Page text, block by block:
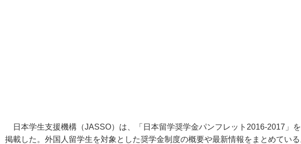
日本学生支援機構（JASSO）は、「日本留学奨学金パンフレット2016-2017」
掲載した。外国人留学生を対象とした奨学金制度の概要や最新情報をまとめている